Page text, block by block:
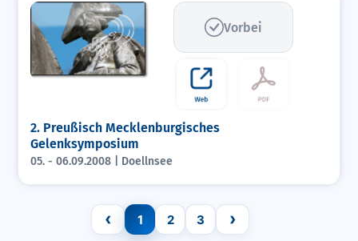
Vorbei
2. Preußisch Mecklenburgisches
Gelenksymposium
05. - 06.09.2008 | Doellnsee
‹ 1 2 3 ›